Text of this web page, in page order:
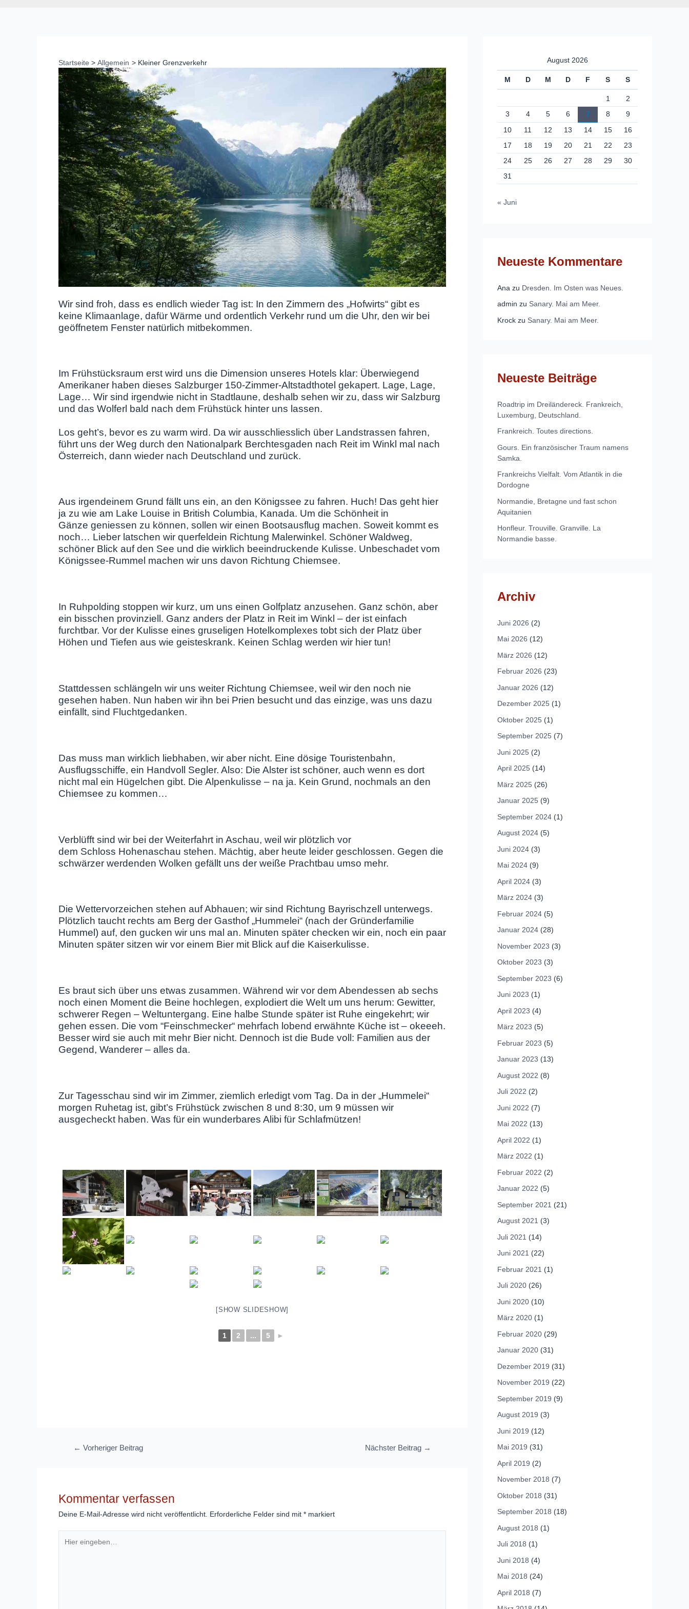
Startseite Allgemein Kleiner Grenzverkehr
Wir sind froh, dass es endlich wieder Tag ist: In den Zimmern des „Hofwirts“ gibt es
keine Klimaanlage, dafür Wärme und ordentlich Verkehr rund um die Uhr, den wir bei
geöffnetem Fenster natürlich mitbekommen.
Im Frühstücksraum erst wird uns die Dimension unseres Hotels klar: Überwiegend
Amerikaner haben dieses Salzburger 150-Zimmer-Altstadthotel gekapert. Lage, Lage,
Lage… Wir sind irgendwie nicht in Stadtlaune, deshalb sehen wir zu, dass wir Salzburg
und das Wolferl bald nach dem Frühstück hinter uns lassen.
Los geht’s, bevor es zu warm wird. Da wir ausschliesslich über Landstrassen fahren,
führt uns der Weg durch den Nationalpark Berchtesgaden nach Reit im Winkl mal nach
Österreich, dann wieder nach Deutschland und zurück.
Aus irgendeinem Grund fällt uns ein, an den Königssee zu fahren. Huch! Das geht hier
ja zu wie am Lake Louise in British Columbia, Kanada. Um die Schönheit in
Gänze geniessen zu können, sollen wir einen Bootsausflug machen. Soweit kommt es
noch… Lieber latschen wir querfeldein Richtung Malerwinkel. Schöner Waldweg,
schöner Blick auf den See und die wirklich beeindruckende Kulisse. Unbeschadet vom
Königssee-Rummel machen wir uns davon Richtung Chiemsee.
In Ruhpolding stoppen wir kurz, um uns einen Golfplatz anzusehen. Ganz schön, aber
ein bisschen provinziell. Ganz anders der Platz in Reit im Winkl – der ist einfach
furchtbar. Vor der Kulisse eines gruseligen Hotelkomplexes tobt sich der Platz über
Höhen und Tiefen aus wie geisteskrank. Keinen Schlag werden wir hier tun!
Stattdessen schlängeln wir uns weiter Richtung Chiemsee, weil wir den noch nie
gesehen haben. Nun haben wir ihn bei Prien besucht und das einzige, was uns dazu
einfällt, sind Fluchtgedanken.
Das muss man wirklich liebhaben, wir aber nicht. Eine dösige Touristenbahn,
Ausflugsschiffe, ein Handvoll Segler. Also: Die Alster ist schöner, auch wenn es dort
nicht mal ein Hügelchen gibt. Die Alpenkulisse – na ja. Kein Grund, nochmals an den
Chiemsee zu kommen…
Verblüfft sind wir bei der Weiterfahrt in Aschau, weil wir plötzlich vor
dem Schloss Hohenaschau stehen. Mächtig, aber heute leider geschlossen. Gegen die
schwärzer werdenden Wolken gefällt uns der weiße Prachtbau umso mehr.
Die Wettervorzeichen stehen auf Abhauen; wir sind Richtung Bayrischzell unterwegs.
Plötzlich taucht rechts am Berg der Gasthof „Hummelei“ (nach der Gründerfamilie
Hummel) auf, den gucken wir uns mal an. Minuten später checken wir ein, noch ein paar
Minuten später sitzen wir vor einem Bier mit Blick auf die Kaiserkulisse.
Es braut sich über uns etwas zusammen. Während wir vor dem Abendessen ab sechs
noch einen Moment die Beine hochlegen, explodiert die Welt um uns herum: Gewitter,
schwerer Regen – Weltuntergang. Eine halbe Stunde später ist Ruhe eingekehrt; wir
gehen essen. Die vom “Feinschmecker“ mehrfach lobend erwähnte Küche ist – okeeeh.
Besser wird sie auch mit mehr Bier nicht. Dennoch ist die Bude voll: Familien aus der
Gegend, Wanderer – alles da.
Zur Tagesschau sind wir im Zimmer, ziemlich erledigt vom Tag. Da in der „Hummelei“
morgen Ruhetag ist, gibt’s Frühstück zwischen 8 und 8:30, um 9 müssen wir
ausgecheckt haben. Was für ein wunderbares Alibi für Schlafmützen!
[SHOW SLIDESHOW]
1 2 ... 5 ►
Beitragsnavigation
← Vorheriger Beitrag Nächster Beitrag →
Kommentar verfassen
Deine E-Mail-Adresse wird nicht veröffentlicht. Erforderliche Felder sind mit * markiert
eingeben…
August 2026
M D M D F S S
1
2
3
4 5 6 7 8
9
10
11 12 13 14 15
16
17
18 19 20 21 22
23
24
25 26 27 28 29
30
31
« Juni
Neueste Kommentare
Ana zu Dresden. Im Osten was Neues.
admin zu Sanary. Mai am Meer.
Krock zu Sanary. Mai am Meer.
Neueste Beiträge
Roadtrip im Dreiländereck. Frankreich,
Luxemburg, Deutschland.
Frankreich. Toutes directions.
Gours. Ein französischer Traum namens
Samka.
Frankreichs Vielfalt. Vom Atlantik in die
Dordogne
Normandie, Bretagne und fast schon
Aquitanien
Honfleur. Trouville. Granville. La
Normandie basse.
Archiv
Juni 2026 (2)
Mai 2026 (12)
März 2026 (12)
Februar 2026 (23)
Januar 2026 (12)
Dezember 2025 (1)
Oktober 2025 (1)
September 2025 (7)
Juni 2025 (2)
April 2025 (14)
März 2025 (26)
Januar 2025 (9)
September 2024 (1)
August 2024 (5)
Juni 2024 (3)
Mai 2024 (9)
April 2024 (3)
März 2024 (3)
Februar 2024 (5)
Januar 2024 (28)
November 2023 (3)
Oktober 2023 (3)
September 2023 (6)
Juni 2023 (1)
April 2023 (4)
März 2023 (5)
Februar 2023 (5)
Januar 2023 (13)
August 2022 (8)
Juli 2022 (2)
Juni 2022 (7)
Mai 2022 (13)
April 2022 (1)
März 2022 (1)
Februar 2022 (2)
Januar 2022 (5)
September 2021 (21)
August 2021 (3)
Juli 2021 (14)
Juni 2021 (22)
Februar 2021 (1)
Juli 2020 (26)
Juni 2020 (10)
März 2020 (1)
Februar 2020 (29)
Januar 2020 (31)
Dezember 2019 (31)
November 2019 (22)
September 2019 (9)
August 2019 (3)
Juni 2019 (12)
Mai 2019 (31)
April 2019 (2)
November 2018 (7)
Oktober 2018 (31)
September 2018 (18)
August 2018 (1)
Juli 2018 (1)
Juni 2018 (4)
Mai 2018 (24)
April 2018 (7)